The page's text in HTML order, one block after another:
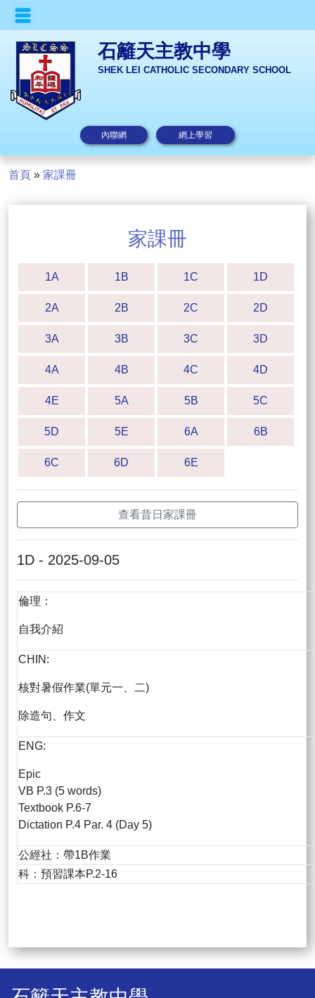
石籬天主教中學
SHEK LEI CATHOLIC SECONDARY SCHOOL
內聯網 網上學習
首頁 » 家課冊
家課冊
1A 1B 1C 1D
2A 2B 2C 2D
3A 3B 3C 3D
4A 4B 4C 4D
4E 5A 5B 5C
5D 5E 6A 6B
6C 6D 6E
查看昔日家課冊
1D - 2025-09-05
倫理：
自我介紹
CHIN:
核對暑假作業(單元一、二)
除造句、作文
ENG:
Epic
VB P.3 (5 words)
Textbook P.6-7
Dictation P.4 Par. 4 (Day 5)
公經社：帶1B作業
科：預習課本P.2-16